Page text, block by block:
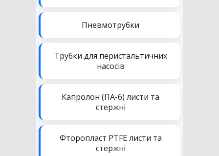
Пневмотрубки
Трубки для перистальтичних
насосів
Капролон (ПА-6) листи та
стержні
Фторопласт PTFE листи та
стержні